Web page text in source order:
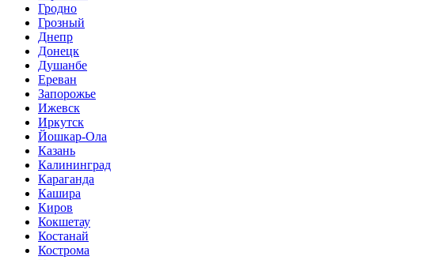
Гродно
Грозный
Днепр
Донецк
Душанбе
Ереван
Запорожье
Ижевск
Иркутск
Йошкар-Ола
Казань
Калининград
Караганда
Кашира
Киров
Кокшетау
Костанай
Кострома